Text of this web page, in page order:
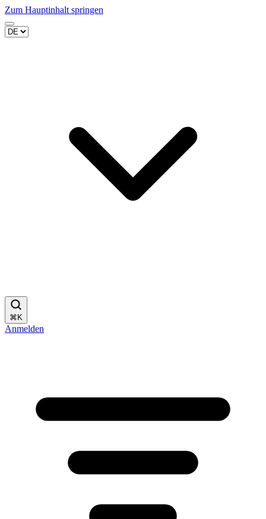
Zum Hauptinhalt springen
⌘ K
Anmelden